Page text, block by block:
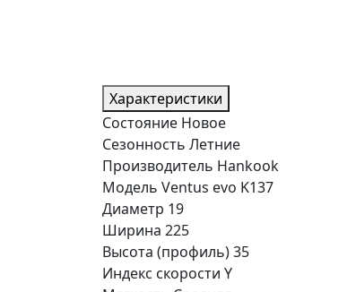
Характеристики
Состояние Новое
Сезонность Летние
Производитель Hankook
Модель Ventus evo K137
Диаметр 19
Ширина 225
Высота (профиль)35
Индекс скорости Y